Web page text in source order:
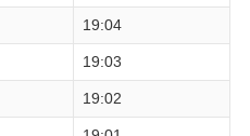
19:04
19:03
19:02